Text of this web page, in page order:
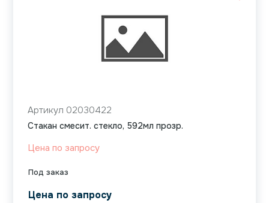
Под заказ
Артикул 02030422
Стакан смесит. стекло, 592мл прозр.
Цена по запросу
Цена по запросу